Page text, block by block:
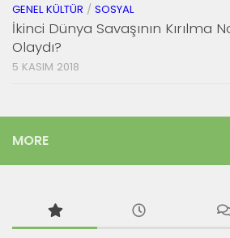
GENEL KÜLTÜR / SOSYAL
İkinci Dünya Savaşının Kırılma
Olaydı?
5 KASIM 2018
MORE